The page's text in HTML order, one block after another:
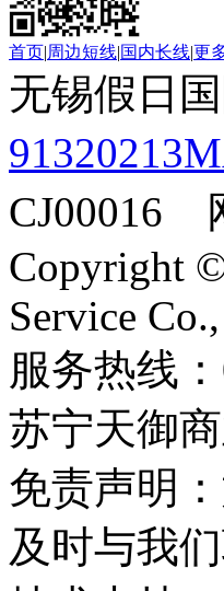
首页|周边短线|国内长线|更
无锡假日
CJ00016
Copyright
Service
服务热线
苏宁天御
免责声明
及时与我